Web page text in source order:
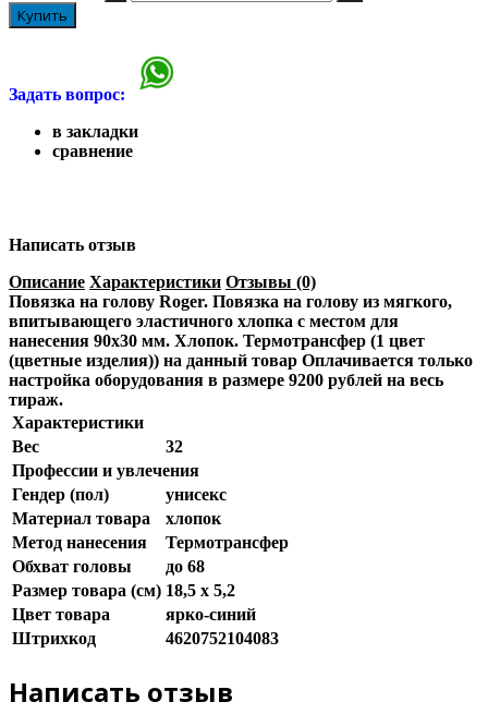
Купить
Задать вопрос:
в закладки
сравнение
Написать отзыв
Описание Характеристики Отзывы (0)
Повязка на голову Roger. Повязка на голову из мягкого,
впитывающего эластичного хлопка с местом для
нанесения 90х30 мм. Хлопок. Термотрансфер (1 цвет
(цветные изделия)) на данный товар Оплачивается только
настройка оборудования в размере 9200 рублей на весь
тираж.
Характеристики
Вес
32
Профессии и увлечения
Гендер (пол)
унисекс
Материал товара
хлопок
Метод нанесения
Термотрансфер
Обхват головы
до 68
Размер товара (см) 18,5 х 5,2
Цвет товара
ярко-синий
Штрихкод
4620752104083
Написать отзыв